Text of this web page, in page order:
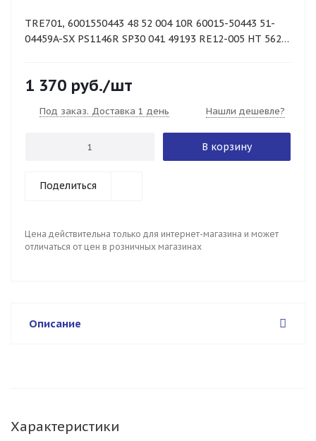
TRE701, 6001550443 48 52 004 10R 60015-50443 51-
04459A-SX PS1146R SP30 041 49193 RE12-005 HT 562
1 370 руб./шт
Под заказ. Доставка 1 день Нашли дешевле?
В корзину
Поделиться
Цена действительна только для интернет-магазина и может
отличаться от цен в розничных магазинах
Описание
Характеристики